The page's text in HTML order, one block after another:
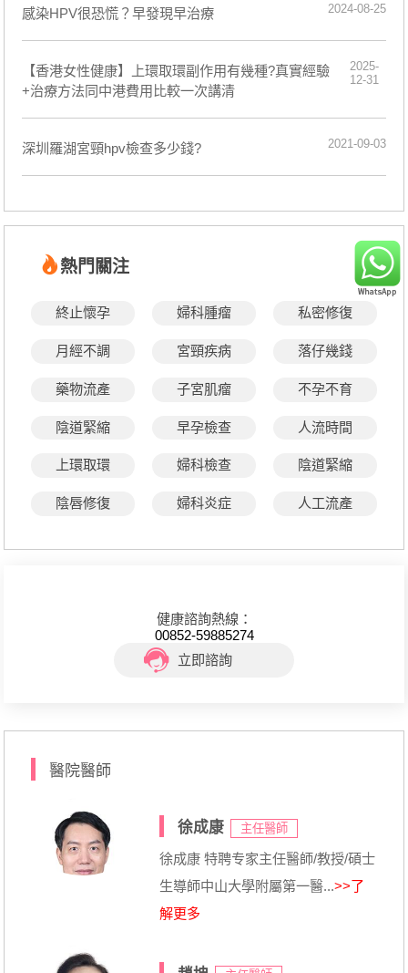
感染HPV很恐慌？早發現早治療 2024-08-25
【香港女性健康】上環取環副作用有幾種?真實經驗
+治療方法同中港費用比較一次講清
2025-
12-31
深圳羅湖宮頸hpv檢查多少錢? 2021-09-03
熱門關注
終止懷孕 婦科腫瘤 私密修復
月經不調 宮頸疾病 落仔幾錢
藥物流產 子宮肌瘤 不孕不育
陰道緊縮 早孕檢查 人流時間
上環取環 婦科檢查 陰道緊縮
陰唇修復 婦科炎症 人工流產
健康諮詢熱線：
00852-59885274
立即諮詢
醫院醫師
徐成康 主任醫師
徐成康 特聘专家主任醫師/教授/碩士
生導師中山大學附屬第一醫...>>了
解更多